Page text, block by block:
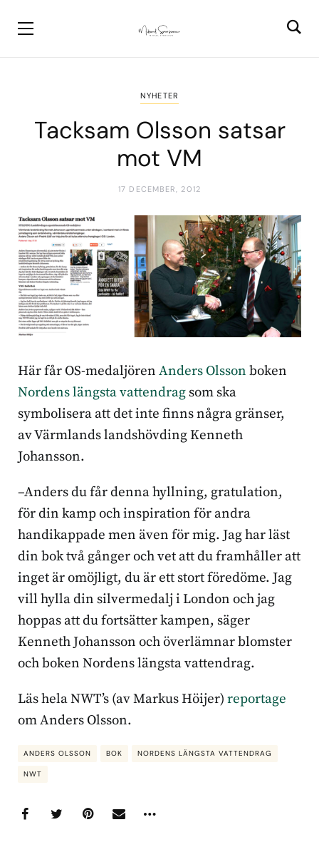
NYHETER
Tacksam Olsson satsar
mot VM
17 DECEMBER, 2012
Här får OS-medaljören Anders Olsson boken
Nordens längsta vattendrag som ska
symbolisera att det inte finns några gränser,
av Värmlands landshövding Kenneth
Johansson.
–Anders du får denna hyllning, gratulation,
för din kamp och inspiration för andra
handikappade men även för mig. Jag har läst
din bok två gånger och vet att du framhåller att
inget är omöjligt, du är ett stort föredöme. Jag
vill hylla din silvermedalj i London och jag
hoppas att du fortsätter kampen, säger
Kenneth Johansson och överlämnar blomster
och boken Nordens längsta vattendrag.
Läs hela NWT’s (av Markus Höijer) reportage
om Anders Olsson.
ANDERS OLSSON BOK NORDENS LÄNGSTA VATTENDRAG
NWT